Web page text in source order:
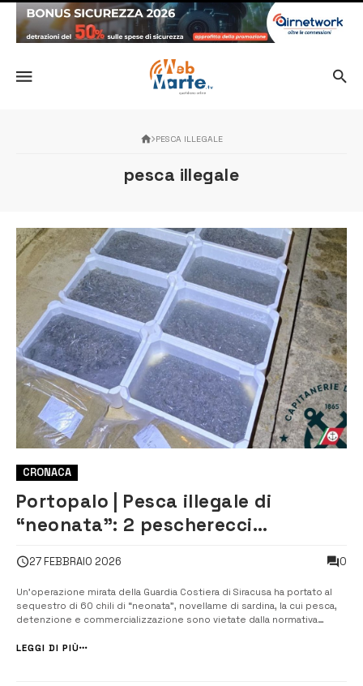
PESCA ILLEGALE
pesca illegale
CRONACA
Portopalo | Pesca illegale di
“neonata”: 2 pescherecci
Sequestrati oltre 60 chili
27 FEBBRAIO 2026 0
Un’operazione mirata della Guardia Costiera di Siracusa ha portato al
sequestro di 60 chili di “neonata”, novellame di sardina, la cui pesca,
detenzione e commercializzazione sono vietate dalla normativa
“ispettori pesca” ed una motovedetta dell’ufficio locale marittimo –...
LEGGI DI PIÙ